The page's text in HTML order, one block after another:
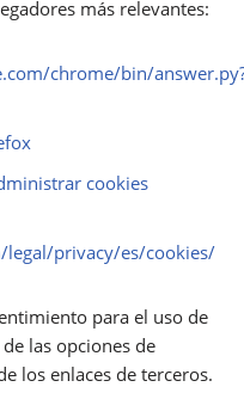
más relevantes:
chrome/bin/
cookies
privacy/es/cookies/
para el uso de
las opciones de
los enlaces de terceros.